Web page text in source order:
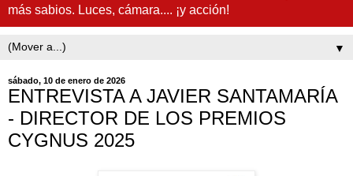
más sabios. Luces, cámara.... ¡y acción!
▼
sábado, 10 de enero de 2026
ENTREVISTA A JAVIER SANTAMARÍA
- DIRECTOR DE LOS PREMIOS
CYGNUS 2025